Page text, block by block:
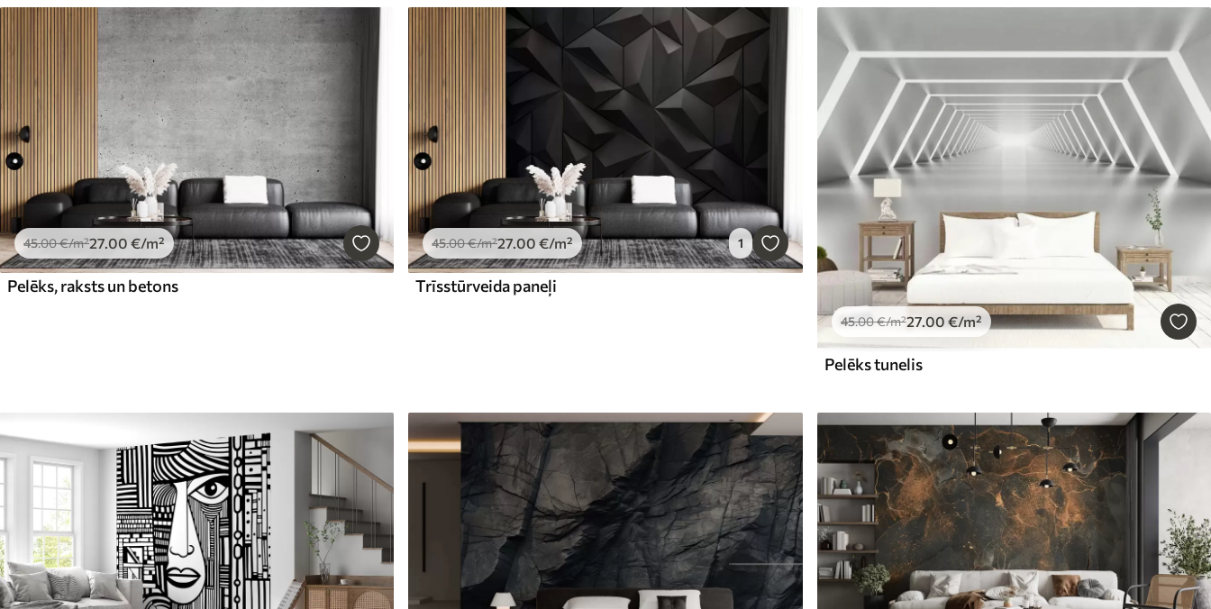
45.00€/m²27 .00 €/m²
Pelēks, raksts un betons
45.00€/m²27 .00 €/m² 1
Trīsstūrveida paneļi
45.00€/m²27.00 €/m²
Pelēks tunelis